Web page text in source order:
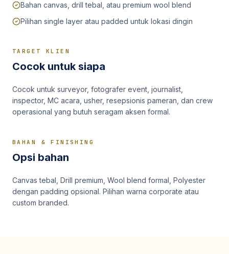
Bahan canvas, drill tebal, atau premium wool blend
Pilihan single layer atau padded untuk lokasi dingin
TARGET KLIEN
Cocok untuk siapa
Cocok untuk surveyor, fotografer event, journalist,
inspector, MC acara, usher, resepsionis pameran, dan crew
operasional yang butuh seragam aksen formal.
BAHAN & FINISHING
Opsi bahan
Canvas tebal, Drill premium, Wool blend formal, Polyester
dengan padding opsional. Pilihan warna corporate atau
custom branded.